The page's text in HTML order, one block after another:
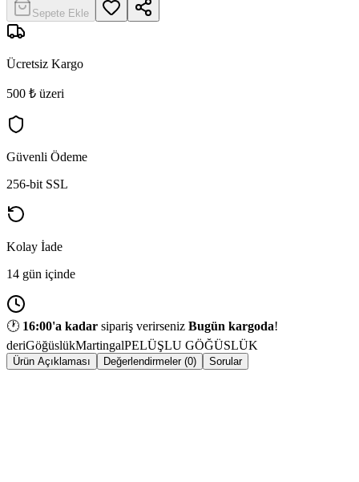
Sepete Ekle
Ücretsiz Kargo
500 ₺ üzeri
Güvenli Ödeme
256-bit SSL
Kolay İade
14 gün içinde
🕐 16:00'a kadar sipariş verirseniz Bugün kargoda!
deriGöğüslükMartingalPELÜŞLU GÖĞÜSLÜK
Ürün Açıklaması Değerlendirmeler (0) Sorular